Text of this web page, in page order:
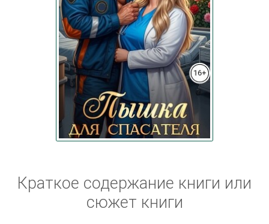
Краткое содержание книги или
сюжет книги